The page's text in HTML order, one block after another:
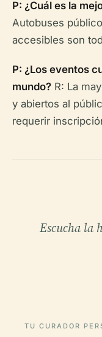
P: ¿Cuál es la
Autobuses
accesibles son
P: ¿Los eventos
mundo? R: La
y abiertos al
requerir
Escucha la
TU CURADOR